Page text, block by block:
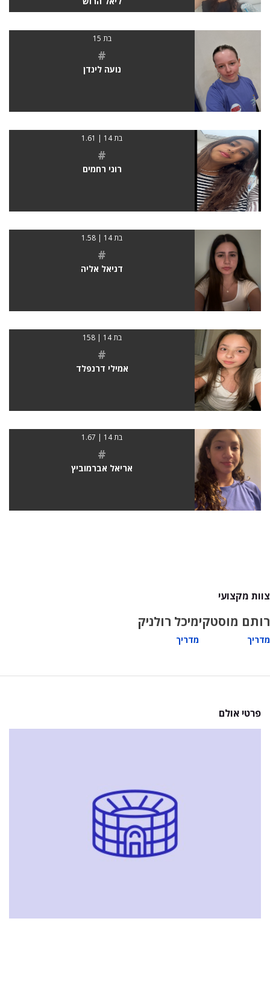
בת 15
#
נועה לינדן
בת 14 | 1.61
#
רוני רחמים
בת 14 | 1.58
#
דניאל אליה
בת 14 | 158
#
אמילי דרנפלד
בת 14 | 1.67
#
אריאל אברמוביץ
צוות מקצועי
רותם מוסטקי
מדריך
מיכל רולניק
מדריך
פרטי אולם